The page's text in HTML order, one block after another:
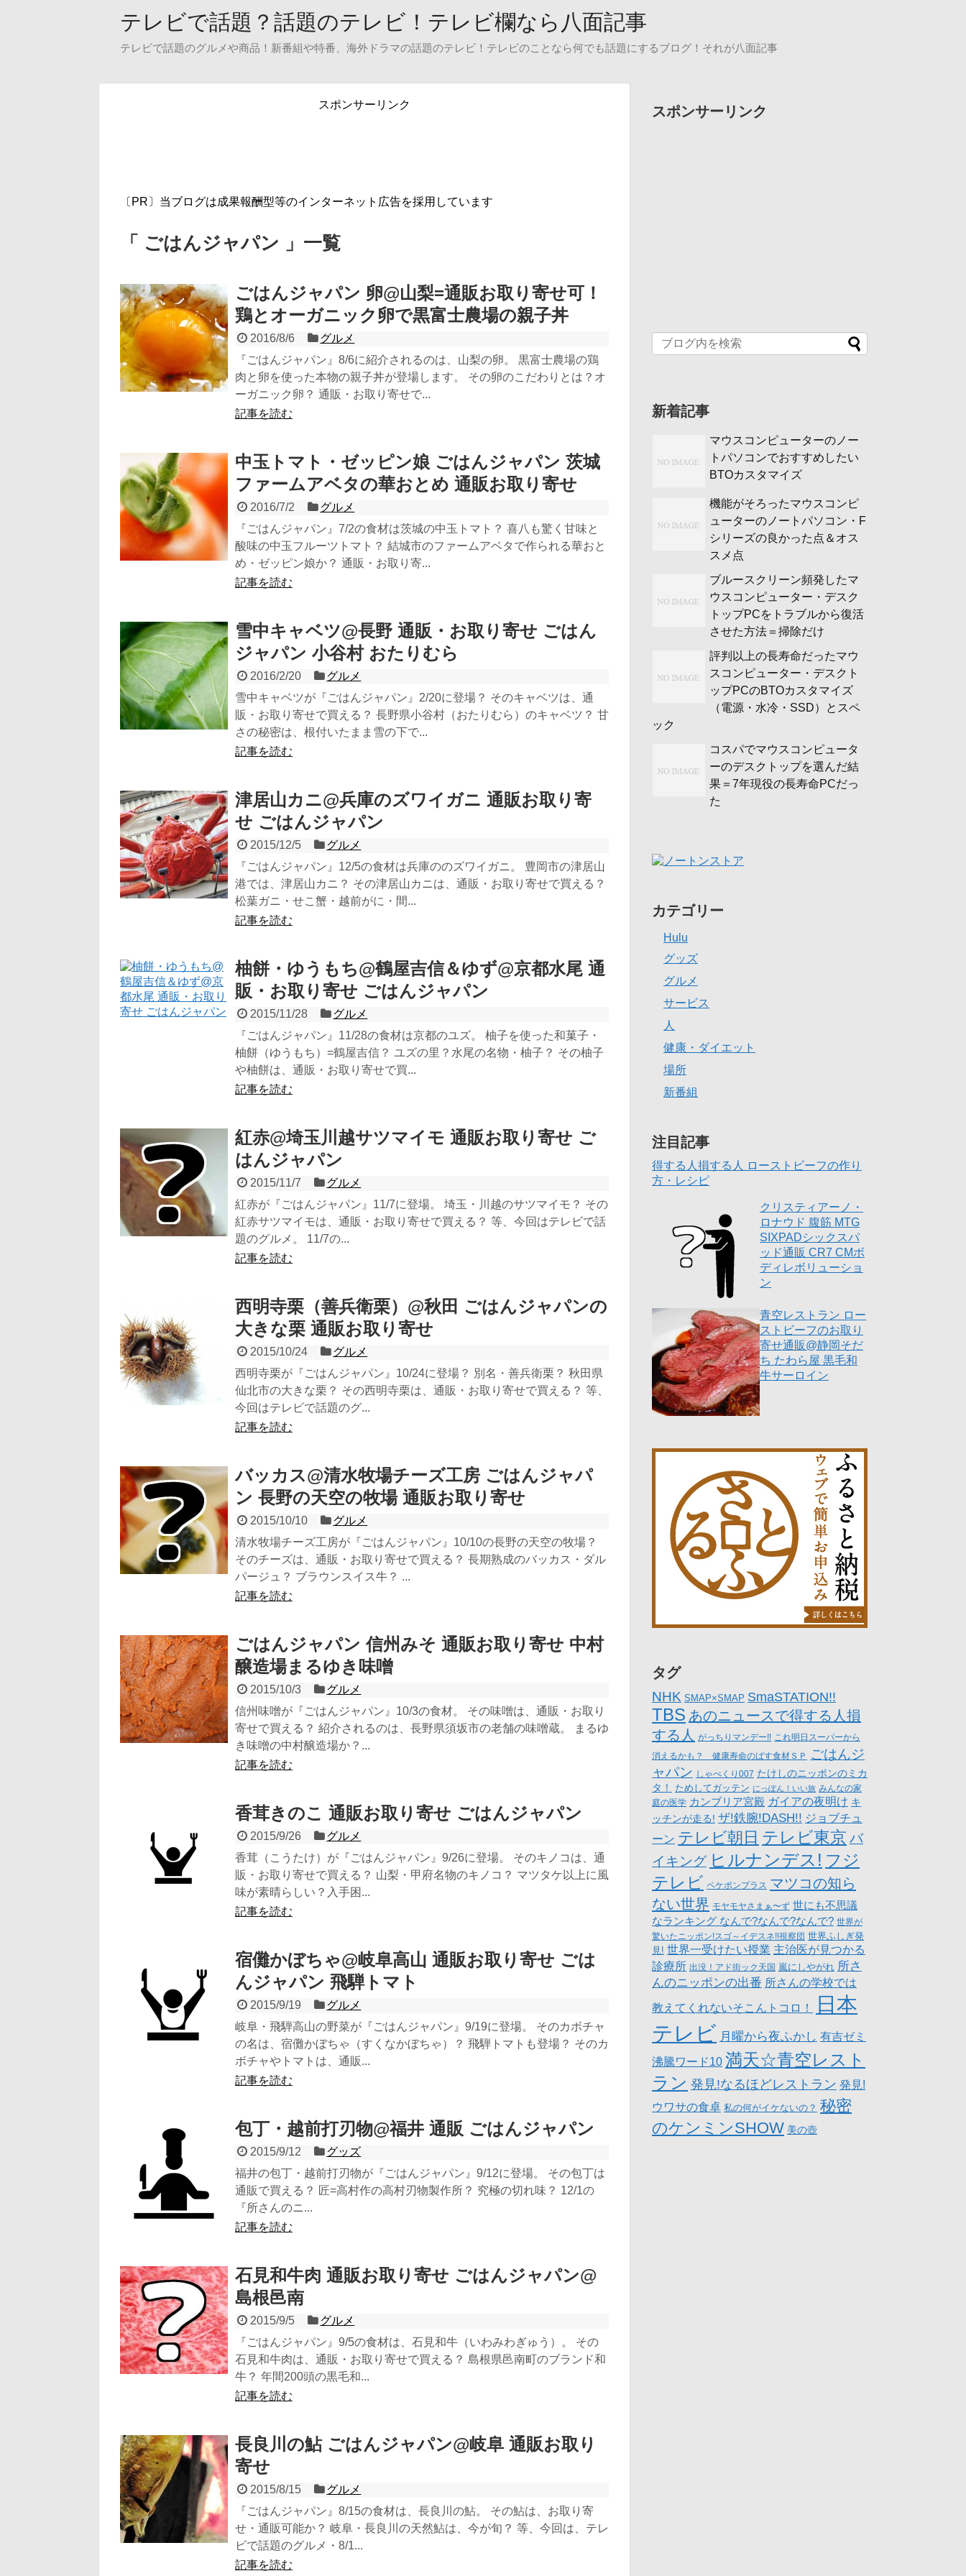
テレビで話題？話題のテレビ！テレビ欄なら八面記事
テレビで話題のグルメや商品！新番組や特番、海外ドラマの話題のテレビ！テレビのことなら何でも話題にするブログ！それが八面記事
スポンサーリンク
〔PR〕当ブログは成果報酬型等のインターネット広告を採用しています
「 ごはんジャパン 」一覧
ごはんジャパン 卵@山梨=通販お取り寄せ可！
鶏とオーガニック卵で黒富士農場の親子丼
2016/8/6
グルメ
『ごはんジャパン』8/6に紹介されるのは、山梨の卵。 黒富士農場の鶏
肉と卵を使った本物の親子丼が登場します。 その卵のこだわりとは？オ
ーガニック卵？ 通販・お取り寄せで...
記事を読む
中玉トマト・ゼッピン娘 ごはんジャパン 茨城
ファームアベタの華おとめ 通販お取り寄せ
2016/7/2
グルメ
『ごはんジャパン』7/2の食材は茨城の中玉トマト？ 喜八も驚く甘味と
酸味の中玉フルーツトマト？ 結城市のファームアベタで作られる華おと
め・ゼッピン娘か？ 通販・お取り寄...
記事を読む
雪中キャベツ@長野 通販・お取り寄せ ごはん
ジャパン 小谷村 おたりむら
2016/2/20
グルメ
雪中キャベツが『ごはんジャパン』2/20に登場？ そのキャベツは、通
販・お取り寄せで買える？ 長野県小谷村（おたりむら）のキャベツ？ 甘
さの秘密は、根付いたまま雪の下で...
記事を読む
津居山カニ@兵庫のズワイガニ 通販お取り寄
せ ごはんジャパン
2015/12/5
グルメ
『ごはんジャパン』12/5の食材は兵庫ののズワイガニ。 豊岡市の津居山
港では、津居山カニ？ その津居山カニは、通販・お取り寄せで買える？
松葉ガニ・せこ蟹・越前がに・間...
記事を読む
柚餅・ゆうもち@鶴屋吉信＆ゆず@京都水尾 通
販・お取り寄せ ごはんジャパン
2015/11/28
グルメ
『ごはんジャパン』11/28の食材は京都のユズ。 柚子を使った和菓子・
柚餅（ゆうもち）=鶴屋吉信？ ユズの里？水尾の名物・柚子？ その柚子
や柚餅は、通販・お取り寄せで買...
記事を読む
紅赤@埼玉川越サツマイモ 通販お取り寄せ ご
はんジャパン
2015/11/7
グルメ
紅赤が『ごはんジャパン』11/7に登場。 埼玉・川越のサツマイモ？ その
紅赤サツマイモは、通販・お取り寄せで買える？ 等、今回はテレビで話
題のグルメ。 11/7の...
記事を読む
西明寺栗（善兵衛栗）@秋田 ごはんジャパンの
大きな栗 通販お取り寄せ
2015/10/24
グルメ
西明寺栗が『ごはんジャパン』10/24に登場？ 別名・善兵衛栗？ 秋田県
仙北市の大きな栗？ その西明寺栗は、通販・お取り寄せで買える？ 等、
今回はテレビで話題のグ...
記事を読む
バッカス@清水牧場チーズ工房 ごはんジャパ
ン 長野の天空の牧場 通販お取り寄せ
2015/10/10
グルメ
清水牧場チーズ工房が『ごはんジャパン』10/10の長野の天空の牧場？
そのチーズは、通販・お取り寄せで買える？ 長期熟成のバッカス・ダル
パージュ？ ブラウンスイス牛？ ...
記事を読む
ごはんジャパン 信州みそ 通販お取り寄せ 中村
醸造場まるゆき味噌
2015/10/3
グルメ
信州味噌が『ごはんジャパン』10/3の食材。 その味噌は、通販・お取り
寄せで買える？ 紹介されるのは、長野県須坂市の老舗の味噌蔵。 まるゆ
き味噌の中村醸造場か？...
記事を読む
香茸きのこ 通販お取り寄せ ごはんジャパン
2015/9/26
グルメ
香茸（こうたけ）が『ごはんジャパン』9/26に登場。 そのキノコは、通
販・お取り寄せで買える？ 山梨・甲府名物のキノコ？ マツタケ以上に風
味が素晴らしい？入手困...
記事を読む
宿儺かぼちゃ@岐阜高山 通販お取り寄せ ごは
んジャパン 飛騨トマト
2015/9/19
グルメ
岐阜・飛騨高山の野菜が『ごはんジャパン』9/19に登場。 そのカボチャ
の名は、宿儺かぼちゃ（すくなかぼちゃ）？ 飛騨トマトも登場？ そのカ
ボチャやトマトは、通販...
記事を読む
包丁・越前打刃物@福井 通販 ごはんジャパン
2015/9/12
グッズ
福井の包丁・越前打刃物が『ごはんジャパン』9/12に登場。 その包丁は
通販で買える？ 匠=高村作の高村刃物製作所？ 究極の切れ味？ 12/1の
『所さんのニ...
記事を読む
石見和牛肉 通販お取り寄せ ごはんジャパン@
島根邑南
2015/9/5
グルメ
『ごはんジャパン』9/5の食材は、石見和牛（いわみわぎゅう）。 その
石見和牛肉は、通販・お取り寄せで買える？ 島根県邑南町のブランド和
牛？ 年間200頭の黒毛和...
記事を読む
長良川の鮎 ごはんジャパン@岐阜 通販お取り
寄せ
2015/8/15
グルメ
『ごはんジャパン』8/15の食材は、長良川の鮎。 その鮎は、お取り寄
せ・通販可能か？ 岐阜・長良川の天然鮎は、今が旬？ 等、今回は、テレ
ビで話題のグルメ・8/1...
記事を読む
スポンサーリンク
新着記事
マウスコンピューターのノー
トパソコンでおすすめしたい
BTOカスタマイズ
機能がそろったマウスコンピ
ューターのノートパソコン・F
シリーズの良かった点＆オス
スメ点
ブルースクリーン頻発したマ
ウスコンピューター・デスク
トップPCをトラブルから復活
させた方法＝掃除だけ
評判以上の長寿命だったマウ
スコンピューター・デスクト
ップPCのBTOカスタマイズ
（電源・水冷・SSD）とスペ
ック
コスパでマウスコンピュータ
ーのデスクトップを選んだ結
果＝7年現役の長寿命PCだっ
た
カテゴリー
Hulu
グッズ
グルメ
サービス
人
健康・ダイエット
場所
新番組
注目記事
得する人損する人 ローストビーフの作り
方・レシピ
クリスティアーノ・
ロナウド 腹筋 MTG
SIXPADシックスパ
ッド通販 CR7 CMボ
ディレボリューショ
ン
青空レストラン ロー
ストビーフのお取り
寄せ通販@静岡そだ
ち たわら屋 黒毛和
牛サーロイン
タグ
NHK SMAP×SMAP SmaSTATION!!
TBS あのニュースで得する人損
する人
がっちりマンデー!! これ明日スーパーから
消えるかも？ 健康寿命のばす食材ＳＰ
ごはんジ
ャパン しゃべくり007 たけしのニッポンのミカ
タ！
ためしてガッテン にっぽん！いい旅 みんなの家
庭の医学 カンブリア宮殿 ガイアの夜明け キ
ッチンが走る! ザ!鉄腕!DASH!! ジョブチュ
ーン テレビ朝日 テレビ東京 バ
イキング ヒルナンデス! フジ
テレビ ペケポンプラス マツコの知ら
ない世界 モヤモヤさまぁ〜ず 世にも不思議
なランキング なんで?なんで?なんで? 世界が
驚いたニッポン!スゴ～イデスネ!!視察団 世界ふしぎ発
見! 世界一受けたい授業 主治医が見つかる
診療所 出没！アド街ック天国 嵐にしやがれ 所さ
んのニッポンの出番 所さんの学校では
教えてくれないそこんトコロ！
日本
テレビ 月曜から夜ふかし 有吉ゼミ
沸騰ワード10 満天☆青空レスト
ラン 発見!なるほどレストラン 発見!
ウワサの食卓 私の何がイケないの？ 秘密
のケンミンSHOW 美の壺